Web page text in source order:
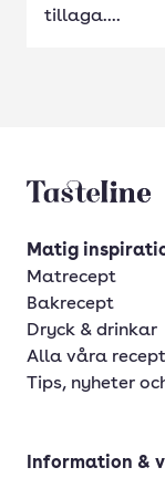
tillaga....
Tasteline
Matig
Matrecept
Bakrecept
Dryck & drinkar
Alla våra recept
Tips, nyheter
Information &